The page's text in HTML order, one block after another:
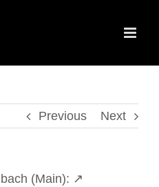
Previous Next
(Main): ↗️